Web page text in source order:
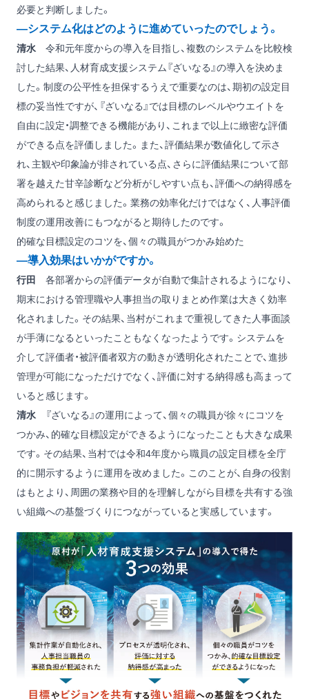
必要と判断しました。
―システム化はどのように進めていったのでしょう。
清水 令和元年度からの導入を目指し、複数のシステムを比較検
討した結果、人材育成支援システム『ざいなる』の導入を決めま
した。制度の公平性を担保するうえで重要なのは、期初の設定目
標の妥当性ですが、『ざいなる』では目標のレベルやウエイトを
自由に設定・調整できる機能があり、これまで以上に緻密な評価
ができる点を評価しました。また、評価結果が数値化して示さ
れ、主観や印象論が排されている点、さらに評価結果について部
署を越えた甘辛診断など分析がしやすい点も、評価への納得感を
高められると感じました。業務の効率化だけではなく、人事評価
制度の運用改善にもつながると期待したのです。
的確な目標設定のコツを、個々の職員がつかみ始めた
―導入効果はいかがですか。
行田
各部署からの評価データが自動で集計されるようになり、
期末における管理職や人事担当の取りまとめ作業は大きく効率
化されました。その結果、当村がこれまで重視してきた人事面談
が手薄になるといったこともなくなったようです。システムを
介して評価者・被評価者双方の動きが透明化されたことで、進捗
管理が可能になっただけでなく、評価に対する納得感も高まって
いると感じます。
清水 『ざいなる』の運用によって、個々の職員が徐々にコツを
つかみ、的確な目標設定ができるようになったことも大きな成果
です。その結果、当村では令和4年度から職員の設定目標を全庁
的に開示するように運用を改めました。このことが、自身の役割
はもとより、周囲の業務や目的を理解しながら目標を共有する強
い組織への基盤づくりにつながっていると実感しています。